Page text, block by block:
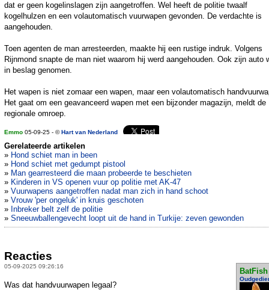
dat er geen kogelinslagen zijn aangetroffen. Wel heeft de politie twaalf
kogelhulzen en een volautomatisch vuurwapen gevonden. De verdachte is
aangehouden.
Toen agenten de man arresteerden, maakte hij een rustige indruk. Volgens
Rijnmond snapte de man niet waarom hij werd aangehouden. Ook zijn auto
in beslag genomen.
Het wapen is niet zomaar een wapen, maar een volautomatisch
Het gaat om een geavanceerd wapen met een bijzonder magazijn, meldt de
regionale omroep.
Emmo 05-09-25 - ©Hart van Nederland
Gerelateerde artikelen
» Hond schiet man in been
» Hond schiet met gedumpt pistool
» Man gearresteerd die maan probeerde te beschieten
» Kinderen in VS openen vuur op politie met AK-47
» Vuurwapens aangetroffen nadat man zich in hand schoot
» Vrouw 'per ongeluk' in kruis geschoten
» Inbreker belt zelf de politie
» Sneeuwballengevecht loopt uit de hand in Turkije: zeven gewonden
Reacties
05-09-2025 09:26:16
BatFish
Was dat handvuurwapen legaal?